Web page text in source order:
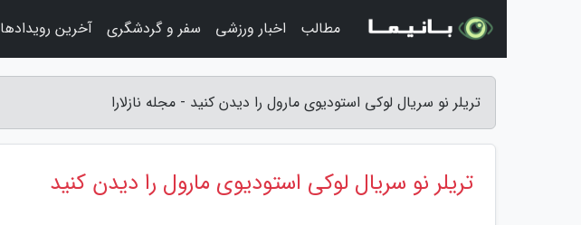
تریلر نو سریال لوکی استودیوی مارول را دیدن کنید - مجله نازلارا
تریلر نو سریال لوکی استودیوی مارول را دیدن کنید
مطالب اخبار ورزشی سفر و گردشگری آخرین رویدادها